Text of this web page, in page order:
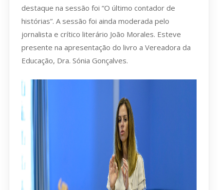
destaque na sessão foi “O último contador de
histórias”. A sessão foi ainda moderada pelo
jornalista e crítico literário João Morales. Esteve
presente na apresentação do livro a Vereadora da
Educação, Dra. Sónia Gonçalves.